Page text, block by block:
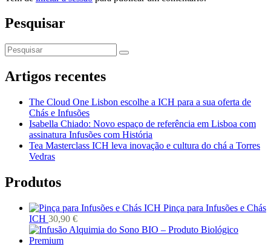
Pesquisar
Artigos recentes
The Cloud One Lisbon escolhe a ICH para a sua oferta de
Chás e Infusões
Isabella Chiado: Novo espaço de referência em Lisboa com
assinatura Infusões com História
Tea Masterclass ICH leva inovação e cultura do chá a Torres
Vedras
Produtos
Pinça para Infusões e Chás
ICH 30,90 €